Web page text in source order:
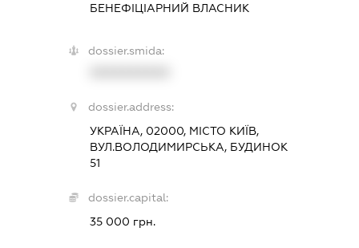
БЕНЕФІЦІАРНИЙ ВЛАСНИК
dossier.smida:
dossier.address:
УКРАЇНА, 02000, МІСТО КИЇВ,
ВУЛ.ВОЛОДИМИРСЬКА, БУДИНОК
51
dossier.capital:
35 000 грн.